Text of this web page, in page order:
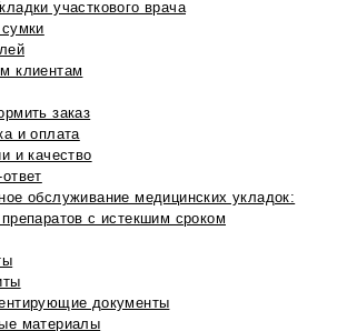
участкового врача
клиентам
заказ
и оплата
и качество
обслуживание медицинских укладок:
с истекшим сроком
документы
материалы